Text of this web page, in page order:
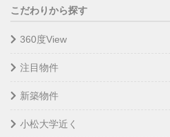
３. 厳重かつ適正な管理
人情報の紛失・破壊・改ざん
止するためのセキュリティ対
こだわりから探す
360度View
注目物件
新築物件
小松大学近く